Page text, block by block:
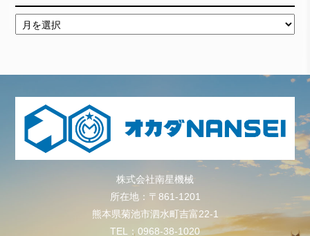
株式会社南星機械
所在地：〒861-1201
熊本県菊池市泗水町吉富22-1
TEL：0968-38-1020